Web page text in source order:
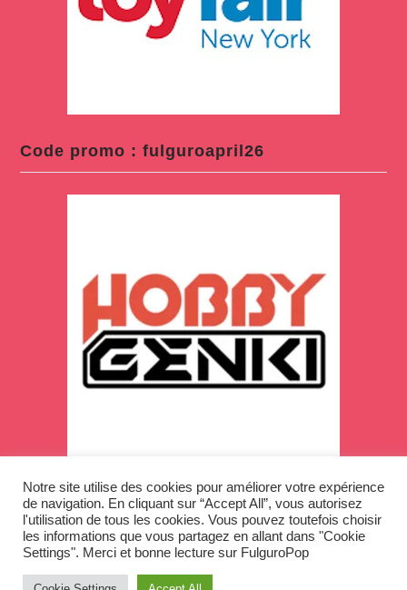
Code promo : fulguroapril26
Copyright © 2026
Notre site utilise des cookies pour améliorer votre expérience
de navigation. En cliquant sur “Accept All”, vous autorisez
l'utilisation de tous les cookies. Vous pouvez toutefois choisir
les informations que vous partagez en allant dans "Cookie
Settings". Merci et bonne lecture sur FulguroPop